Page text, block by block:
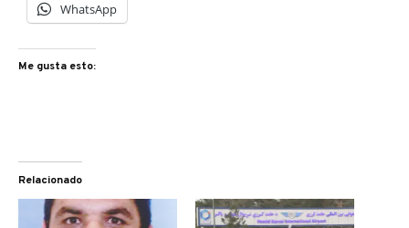
WhatsApp
Me gusta esto:
Relacionado